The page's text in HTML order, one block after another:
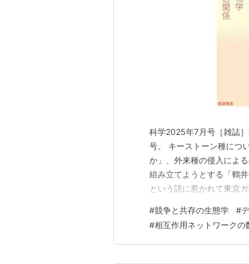
科学2025年7月号［雑誌
号。 キーストーン種につ
か」、外来種の侵入によ
組み立てようとする「鶴
という語に惹かれて東京
ことがあるので という理
方程式からロトカ・ヴォ
#競争と共存の生態学 #
#相互作用ネットワークの